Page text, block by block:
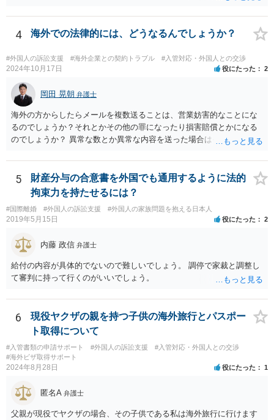
4 海外での法律的には、どうなるんでしょうか？
#外国人の訴訟支援 #海外企業との契約トラブル #入管対応・外国人との交渉
2024年10月17日 役にたった 2
岡田 晃朝 弁護士
海外の方からしたらメールを複数送ることは、営業妨害的なことにな
るのでしょうか？それとかその他の罪になったり損害賠償とかになる
のでしょうか？ 異常な数とか異常な内容を送った場合はそういうこと
ませんが、日本ではそうです。 しかし、現実には、あまりないかとは
思います。 お礼を送ったなら、もう伝っているでしょうから、今後
は、止めておけばよいでしょう。
5
財産分与の合意書を外国でも通用するように法的
拘束力を持たせるには？
#国際離婚 #外国人の訴訟支援 #外国人の家族問題を抱える日本人
2019年5月15日 役にたった 2
内藤 政信 弁護士
給付の内容が具体的でないので難しいでしょう。 調停で家裁と調整し
て審判に持って行くのがいいでしょう。
6
現役ヤクザの親を持つ子供の海外旅行とパスポー
ト取得について
#入管書類の申請サポート #外国人の訴訟支援
#入管対応・外国人との交渉
#海外ビザ取得サポート
2024年8月28日 役にたった 1
匿名A 弁護士
父親が現役でヤクザの場合、その子供である私は海外旅行に行けます